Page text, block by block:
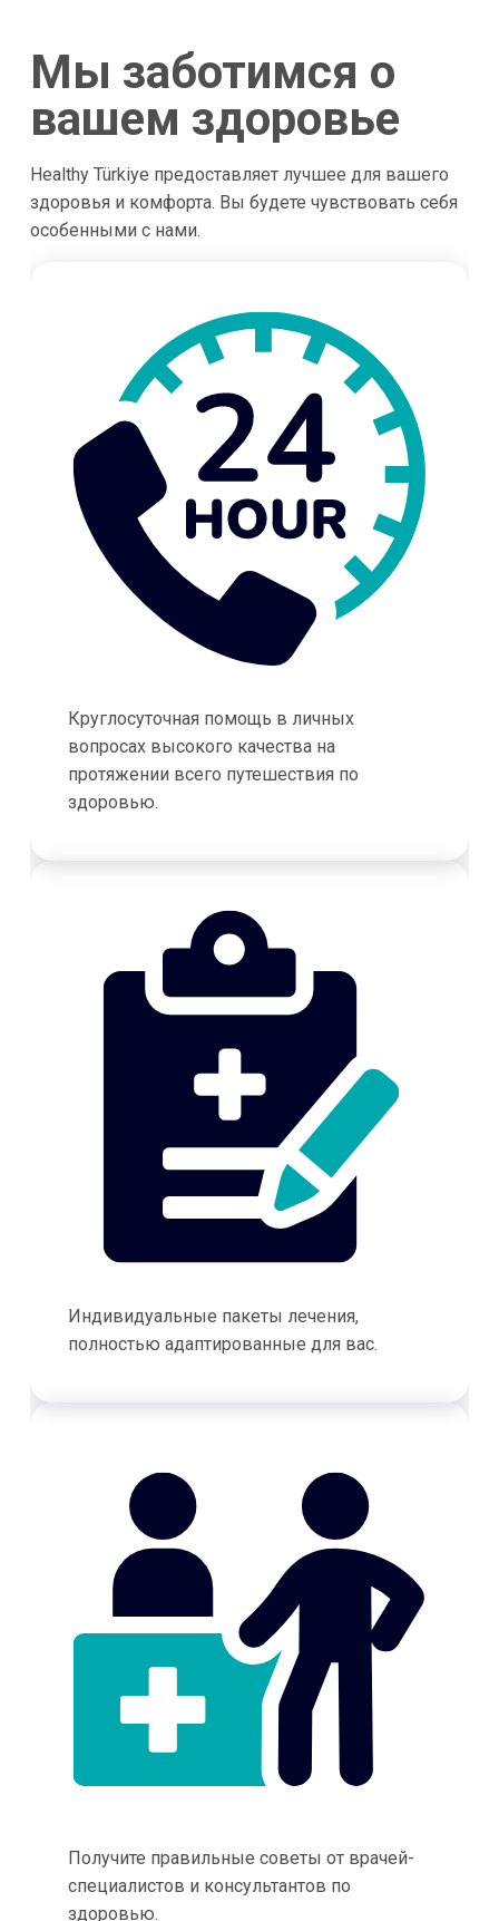
Мы заботимся о
вашем здоровье
Healthy Türkiye предоставляет лучшее для вашего
здоровья и комфорта. Вы будете чувствовать себя
особенными с нами.
Круглосуточная помощь в личных
вопросах высокого качества на
протяжении всего путешествия по
здоровью.
Индивидуальные пакеты лечения,
полностью адаптированные для вас.
Получите правильные советы от врачей-
специалистов и консультантов по
здоровью.